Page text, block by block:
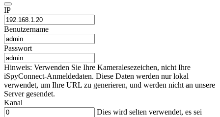
IP
Benutzername
Passwort
Hinweis: Verwenden Sie Ihre Kameralesezeichen, nicht Ihre
iSpyConnect-Anmeldedaten. Diese Daten werden nur lokal
verwendet, um Ihre URL zu generieren, und werden nicht an unsere
Server gesendet.
Kanal
Dies wird selten verwendet, es sei